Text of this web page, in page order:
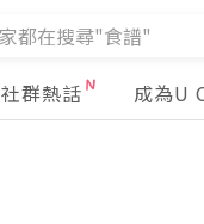
社群熱話 成為U